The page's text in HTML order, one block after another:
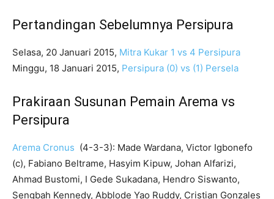
Pertandingan Sebelumnya Persipura
Selasa, 20 Januari 2015, Mitra Kukar 1 vs 4 Persipura
Minggu, 18 Januari 2015, Persipura (0) vs (1) Persela
Prakiraan Susunan Pemain Arema vs
Persipura
Arema Cronus (4-3-3): Made Wardana, Victor Igbonefo
(c), Fabiano Beltrame, Hasyim Kipuw, Johan Alfarizi,
Ahmad Bustomi, I Gede Sukadana, Hendro Siswanto,
Sengbah Kennedy, Abblode Yao Ruddy, Cristian Gonzales